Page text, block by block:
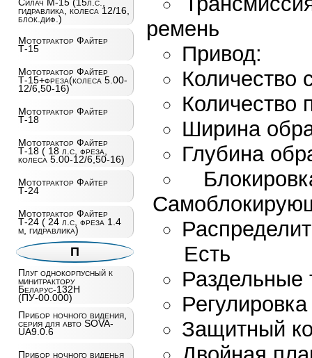
гидравлика, колеса 12/16,
блок.диф.)
Мототрактор Файтер
Т-15
Мототрактор Файтер
Т-15+фреза(колеса 5.00-
12/6,50-16)
Мототрактор Файтер
Т-18
Мототрактор Файтер
Т-18 ( 18 л.с, фреза,
колеса 5.00-12/6,50-16)
Мототрактор Файтер
Т-24
Мототрактор Файтер
Т-24 ( 24 л.с, фреза 1.4
м, гидравлика)
П
Плуг однокорпусный к
минитрактору
Беларус-132Н
(ПУ-00.000)
Прибор ночного видения,
серия для авто SOVA-
UA9.0.6
Прибор ночного виденья
ремень
Количество
Ширина
Есть